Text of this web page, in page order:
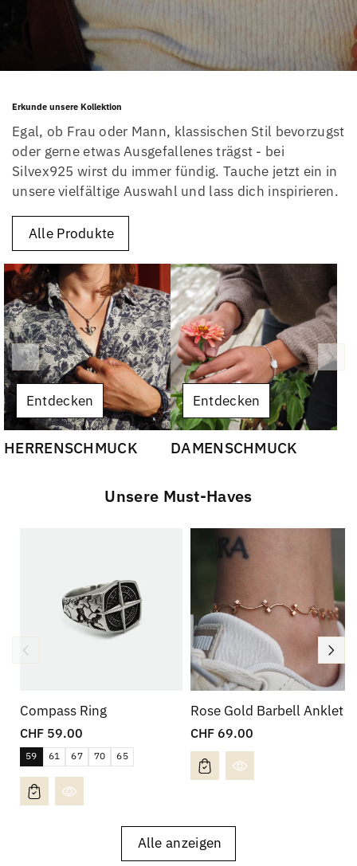
Erkunde unsere Kollektion
Egal, ob Frau oder Mann, klassischen Stil bevorzugst
oder gerne etwas Ausgefallenes trägst - bei
Silvex925 wirst du immer fündig. Tauche jetzt ein in
unsere vielfältige Auswahl und lass dich inspirieren.
Alle Produkte
Entdecken
HERRENSCHMUCK
Entdecken
DAMENSCHMUCK
Unsere Must-Haves
Compass Ring
Normaler
Preis
CHF 59.00
59 61 67 70 65
Rose Gold Barbell Anklet
Normaler
Preis
CHF 69.00
Alle anzeigen